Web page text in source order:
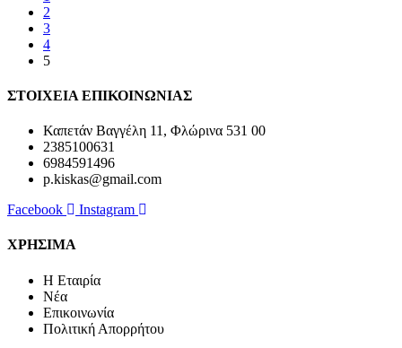
2
3
4
5
ΣΤΟΙΧΕΙΑ ΕΠΙΚΟΙΝΩΝΙΑΣ
Καπετάν Βαγγέλη 11, Φλώρινα 531 00
2385100631
6984591496
p.kiskas@gmail.com
Facebook
Instagram
ΧΡΗΣΙΜΑ
H Εταιρία
Νέα
Επικοινωνία
Πολιτική Απορρήτου